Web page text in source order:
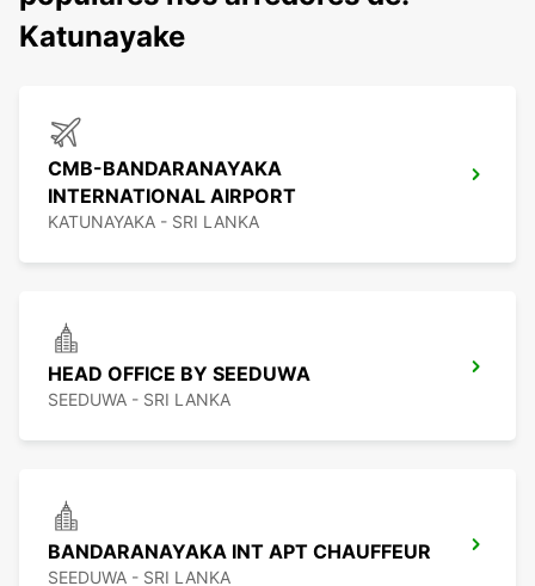
Katunayake
CMB-BANDARANAYAKA
INTERNATIONAL AIRPORT
KATUNAYAKA - SRI LANKA
HEAD OFFICE BY SEEDUWA
SEEDUWA - SRI LANKA
BANDARANAYAKA INT APT CHAUFFEUR
SEEDUWA - SRI LANKA